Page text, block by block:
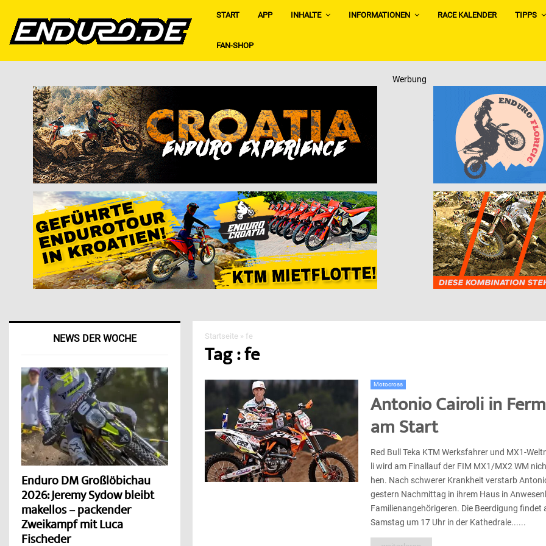
START APP INHALTE INFORMATIONEN RACE KALENDER TIPPS
FAN-SHOP
Werbung
Startseite »fe
Tag : fe
Motocross
Antonio Cairoli in
am Start
Red Bull Te­ka KTM Werks­fah­rer und MX1-
li wird am Finallauf der FIM MX1/MX2 WM
hen. Nach schwe­rer Krank­heit verstarb
gest­ern Nachmittag in ih­rem Haus in
Fa­mi­li­en­ange­hö­ri­geren. Die Be­er­di­gung fin­det
Sams­tag um 17 Uhr in der Ka­the­dra­le......
NEWS DER WOCHE
Enduro DM Großlöbichau
2026: Jeremy Sydow bleibt
makellos – packender
Zweikampf mit Luca
Fischeder